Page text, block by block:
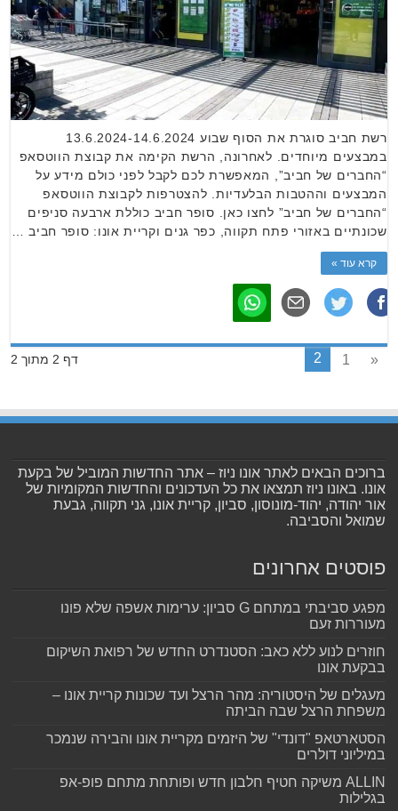
רשת חביב סוגרת את הסוף שבוע 13.6.2024-14.6.2024
במבצעים מיוחדים. לאחרונה, הרשת הקימה את קבוצת הווטסאפ
“החברים של חביב”, המאפשרת לכם לקבל לפני כולם מידע על
המבצעים וההטבות הבלעדיות. להצטרפות לקבוצת הווטסאפ
“החברים של חביב” לחצו כאן. סופר חביב כוללת ארבעה סניפים
שכונתיים באזורי פתח תקווה, כפר גנים וקריית אונו: סופר חביב …
קרא עוד »
דף 2 מתוך 2 «
1
2
ברוכים הבאים לאתר אונו ניוז – אתר החדשות המוביל של בקעת
אונו. באונו ניוז תמצאו את כל העדכונים והחדשות המקומיות של
אור יהודה, יהוד-מונוסון, סביון, קריית אונו, גני תקווה, גבעת
שמואל והסביבה.
פוסטים אחרונים
מפגע סביבתי במתחם G סביון: ערימות אשפה שלא פונו
מעוררות זעם
חוזרים לנוע ללא כאב: הסטנדרט החדש של רפואת השיקום
בבקעת אונו
מעגלים של היסטוריה: מהר הרצל ועד שכונות קריית אונו –
משפחת הרצל שבה הביתה
הסטארטאפ "דונדי" של היזמים מקריית אונו והבירה שנמכר
במיליוני דולרים
ALLIN משיקה חטיף חלבון חדש ופותחת מתחם פופ-אפ
בגלילות